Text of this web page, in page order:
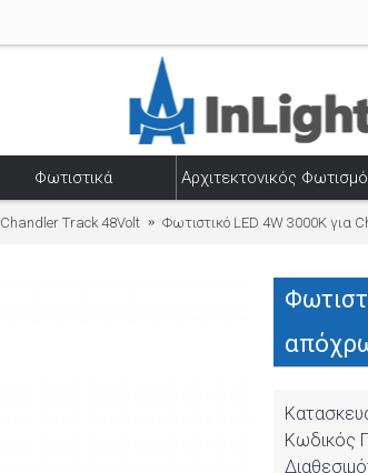
Φωτιστικά Αρχιτεκτονικός
Chandler Track 48Volt Φωτιστικό LED 4W 3000K για
Κωδικός